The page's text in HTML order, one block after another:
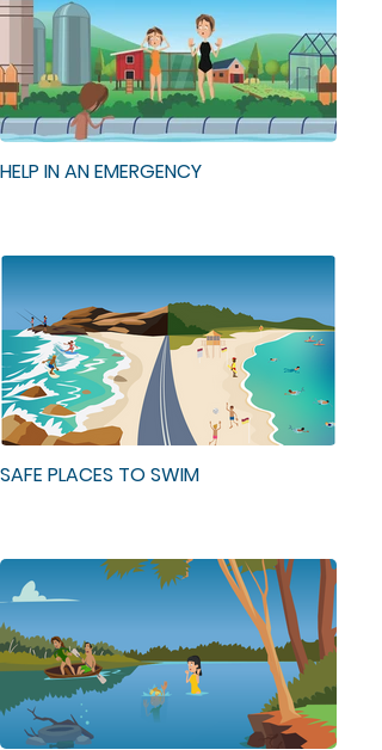
HELP IN AN EMERGENCY
SAFE PLACES TO SWIM